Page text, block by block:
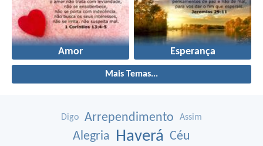
Amor Esperança
Mais Temas...
Digo Arrependimento Assim
Alegria Haverá Céu